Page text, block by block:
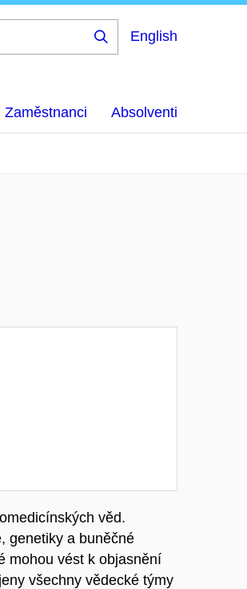
English
Zaměstnanci Absolventi
věd.
genetiky a buněčné
mohou vést k objasnění
všechny vědecké týmy